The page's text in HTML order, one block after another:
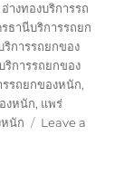
อ่างทองบริการรถ
ธานีบริการรถยก
การรถยกของ
ริการรถยกของ
รรถยกของหนัก,
งหนัก, แพร่
นัก
Leave a